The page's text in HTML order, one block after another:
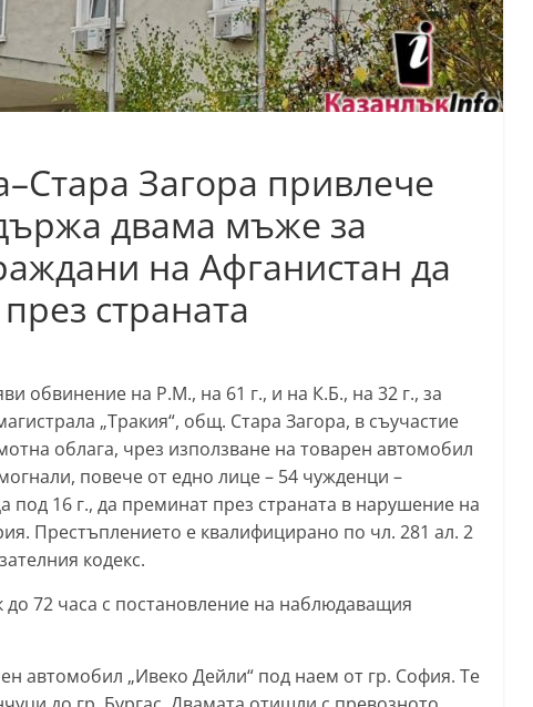
Загора привлече
двама мъже за
на Афганистан да
страната
обвинение на Р.М., на 61 г., и на К.Б., на 32 г., за
„Тракия“, общ. Стара Загора, в съучастие
облага, чрез използване на товарен автомобил
повече от едно лице – 54 чужденци –
под 16 г., да преминат през страната в нарушение на
Престъплението е квалифицирано по чл. 281 ал. 2
кодекс.
72 часа с постановление на наблюдаващия
автомобил „Ивеко Дейли“ под наем от гр. София. Те